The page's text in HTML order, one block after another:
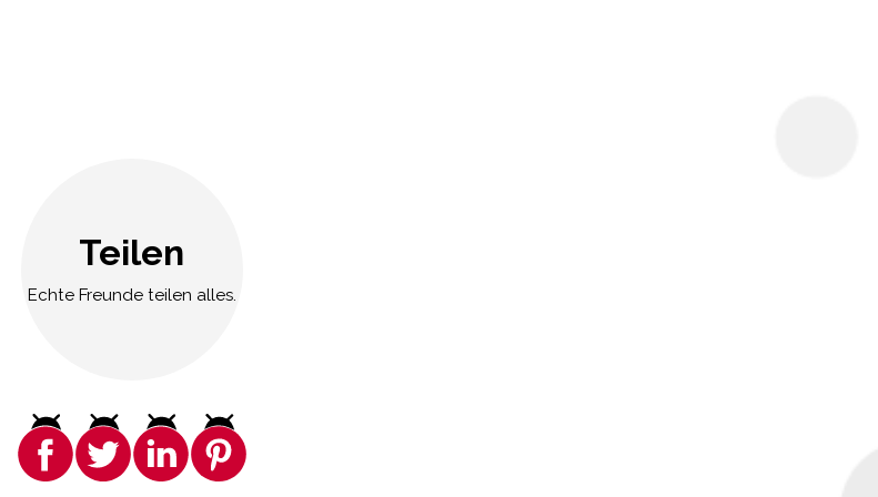
Teilen
Echte Freunde teilen alles.